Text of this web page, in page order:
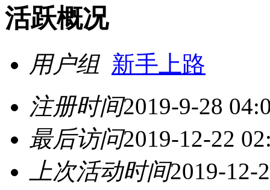
活跃概况
用户组 新手上路
注册时间2019-9-28
最后访问2019-12-22
上次活动时间2019-12-